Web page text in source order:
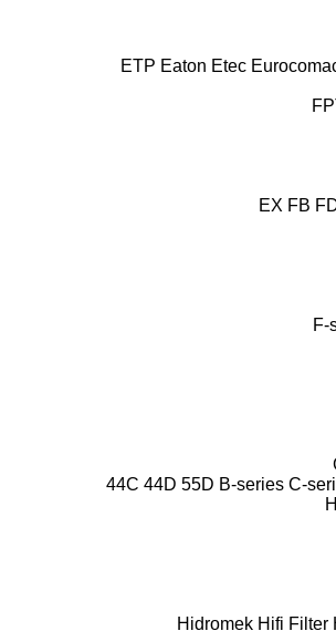
ETP Eaton Etec
EX FB
F-
44C 44D 55D B-series C-
Hidromek Hifi Filter